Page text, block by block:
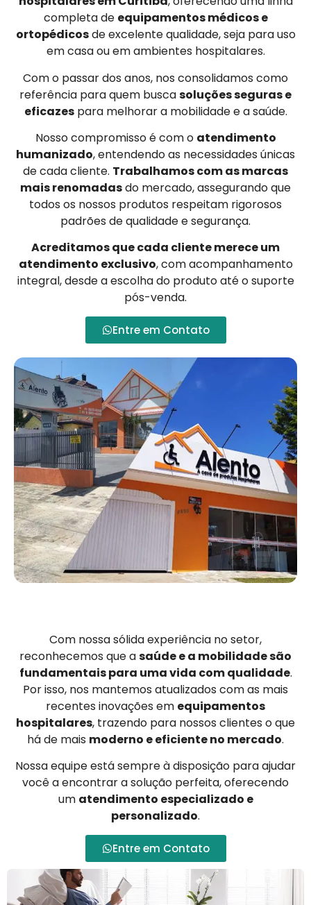
completa de equipamentos médicos e
ortopédicosde excelente qualidade, seja para uso
em casa ou em ambientes hospitalares.
Com o passar dos anos, nos consolidamos como
referência para quem buscasoluções seguras e
eficazespara melhorar a mobilidade e a saúde.
Nosso compromisso é com o atendimento
humanizado, entendendo as necessidades únicas
de cada cliente. Trabalhamos com as marcas
mais renomadasdo mercado, assegurando que
todos os nossos produtos respeitam rigorosos
padrões de qualidade e segurança.
Acreditamos que cada cliente merece um
atendimento exclusivo, com acompanhamento
integral, desde a escolha do produto até o suporte
pós-venda.
Entre em Contato
Com nossa sólida experiência no setor,
reconhecemos que asaúde e a mobilidade são
fundamentais para uma vida com qualidade.
Por isso, nos mantemos atualizados com as mais
recentes inovações em equipamentos
hospitalares, trazendo para nossos clientes o que
há de mais moderno e eficiente no mercado.
Nossa equipe está sempre à disposição para ajudar
você a encontrar a solução perfeita, oferecendo
um atendimento especializado e
personalizado.
Entre em Contato